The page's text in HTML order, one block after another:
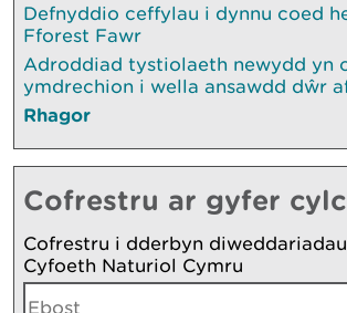
Defnyddio ceffylau i dynnu coed
Fforest Fawr
Adroddiad tystiolaeth newydd yn
ymdrechion i wella ansawdd dŵr
Rhagor
Cofrestru ar gyfer
Cofrestru i dderbyn
Cyfoeth Naturiol Cymru